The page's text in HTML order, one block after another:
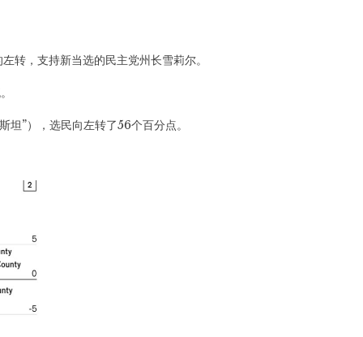
转，支持新当选的民主党州长雪莉尔。
”），选民向左转了56个百分点。